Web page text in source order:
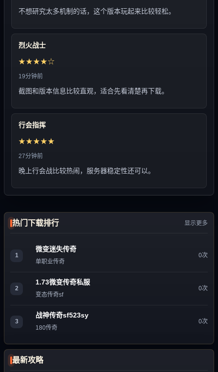
不想研究太多机制的话，这个版本玩起来比较轻松。
烈火战士
★★★★☆
19分钟前
截图和版本信息比较直观，适合先看清楚再下载。
行会指挥
★★★★★
27分钟前
晚上行会战比较热闹，服务器稳定性还可以。
热门下载排行 显示更多
1
微变迷失传奇
单职业传奇
0次
2
1.73微变传奇私服
变态传奇sf
0次
3
战神传奇sf523sy
180传奇
0次
最新攻略